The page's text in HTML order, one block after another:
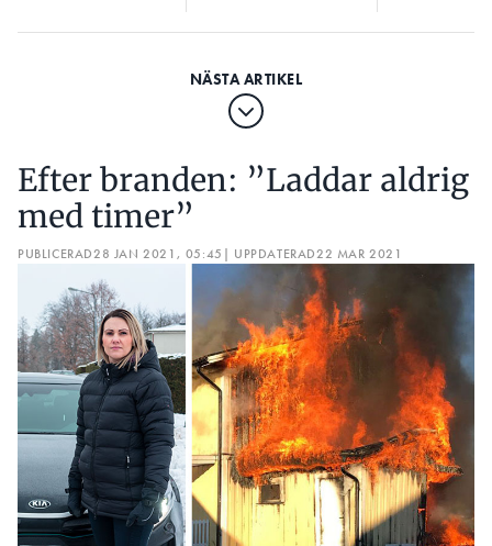
Efter branden: ”Laddar aldrig
med timer”
PUBLICERAD28 JAN 2021, 05:45 | UPPDATERAD22 MAR 2021